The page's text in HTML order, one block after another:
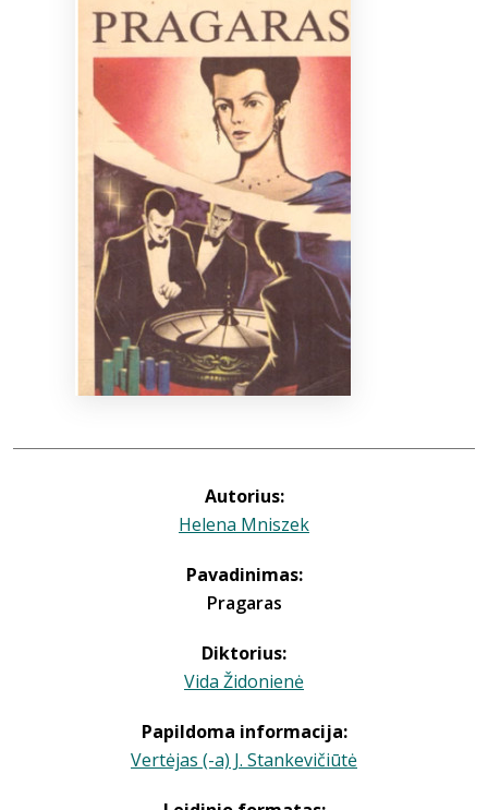
Bibliotekoms
+370 667 80 541
info@elvislab.lt
Autorius:
Helena Mniszek
Pavadinimas:
Pragaras
Diktorius:
Vida Židonienė
Papildoma informacija:
Vertėjas (-a) J. Stankevičiūtė